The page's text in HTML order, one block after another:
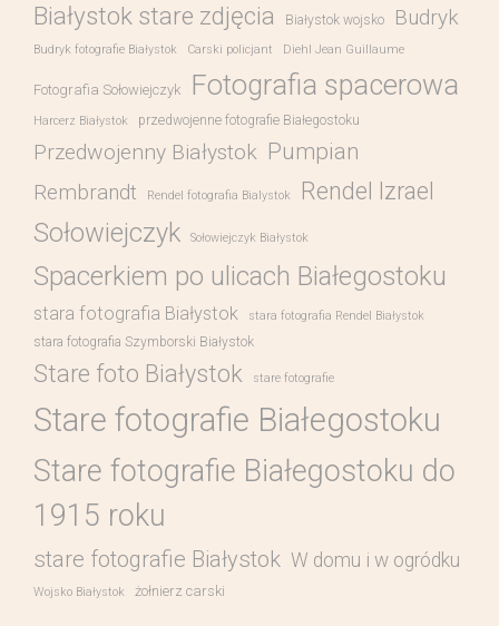
Białystok stare zdjęcia Białystok wojsko Budryk
Budryk fotografie Białystok Carski policjant Diehl Jean Guillaume
Fotografia Sołowiejczyk Fotografia spacerowa
Harcerz Białystok przedwojenne fotografie Białegostoku
Przedwojenny Białystok Pumpian
Rembrandt Rendel fotografia Bialystok Rendel Izrael
Sołowiejczyk Sołowiejczyk Białystok
Spacerkiem po ulicach Białegostoku
stara fotografia Białystok stara fotografia Rendel Białystok
stara fotografia Szymborski Białystok
Stare foto Białystok stare fotografie
Stare fotografie Białegostoku
Stare fotografie Białegostoku do
1915 roku
stare fotografie Białystok W domu i w ogródku
Wojsko Białystok żołnierz carski